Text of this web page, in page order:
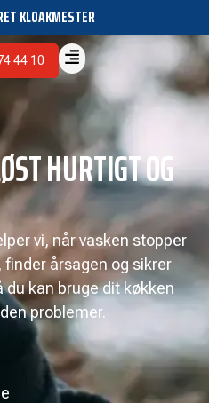
KLOAKMESTER
44 10
HURTIGT OG
vi, når vasken stopper
årsagen og sikrer
du kan bruge dit køkken
problemer.